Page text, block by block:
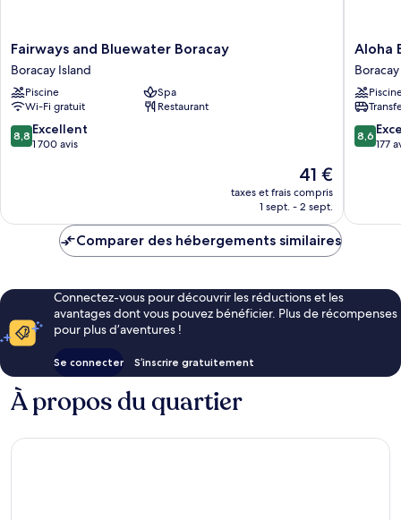
Fairways
and
Bluewater
Boracay
Boracay
Island
Fairways and Bluewater Boracay
Boracay Island
Piscine
Spa
Wi-Fi gratuit
Restaurant
8.8
sur
8,8 Excellent
1 700 avis
Le
nouveau
prix
de
41 €
taxes et frais compris
1 sept. - 2 sept.
Aloha
Boracay
Hotel
Boracay
Island
Aloha
8.6
sur
8,6
177
Comparer des hébergements similaires
Connectez-vous pour découvrir les réductions et les
avantages dont vous pouvez bénéficier. Plus de récompenses
pour plus d’aventures !
Se connecter S’inscrire gratuitement
À propos du quartier